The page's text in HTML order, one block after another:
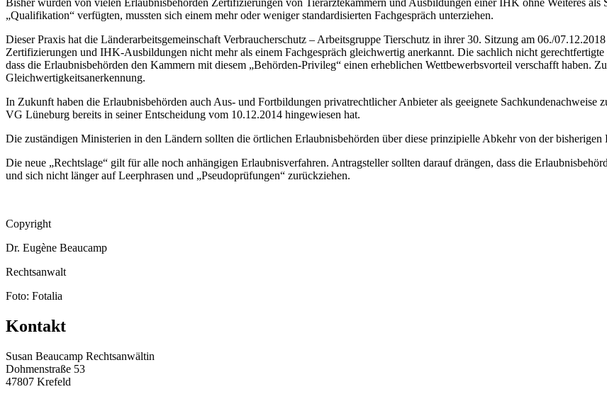
Bisher wurden von vielen Erlaubnisbehörden Zertifizierungen von Tierärztekammern und Ausbildungen einer IHK ohne Weiteres als
„Qualifikation“ verfügten, mussten sich einem mehr oder weniger standardisierten Fachgespräch unterziehen.
Dieser Praxis hat die Länderarbeitsgemeinschaft Verbraucherschutz – Arbeitsgruppe Tierschutz in ihrer 30. Sitzung am 06./
Zertifizierungen und IHK-Ausbildungen nicht mehr als einem Fachgespräch gleichwertig anerkannt. Die sachlich nicht
dass die Erlaubnisbehörden den Kammern mit diesem „Behörden-Privileg“ einen erheblichen Wettbewerbsvorteil verschafft haben.
Gleichwertigkeitsanerkennung.
In Zukunft haben die Erlaubnisbehörden auch Aus- und Fortbildungen privatrechtlicher Anbieter als geeignete Sachkundenachweise
VG Lüneburg bereits in seiner Entscheidung vom 10.12.2014 hingewiesen hat.
Die zuständigen Ministerien in den Ländern sollten die örtlichen Erlaubnisbehörden über diese prinzipielle Abkehr von der
Die neue „Rechtslage“ gilt für alle noch anhängigen Erlaubnisverfahren. Antragsteller sollten darauf drängen, dass die
und sich nicht länger auf Leerphrasen und „Pseudoprüfungen“ zurückziehen.
Copyright
Dr. Eugène Beaucamp
Rechtsanwalt
Foto: Fotalia
Kontakt
Susan Beaucamp Rechtsanwältin
Dohmenstraße 53
47807 Krefeld